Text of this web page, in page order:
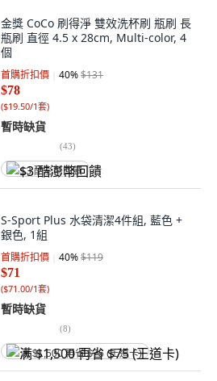
金獎 CoCo 刷得淨 雙效洗杯刷 瓶刷 長
瓶刷 直徑 4.5 x 28cm, Multi-color, 4
個
首購折扣價 40%$131
$78
($19.50/1套)
暫時缺貨
(43)
$3 酷澎幣回饋
S-Sport Plus 水袋清潔4件組, 藍色 +
銀色, 1組
首購折扣價 40%$119
$71
($71.00/1套)
暫時缺貨
(8)
满 $1,500 再省 $75 (王道卡)